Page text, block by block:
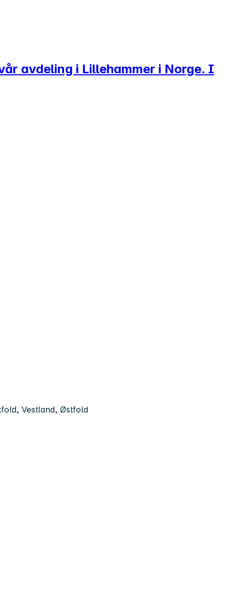
avdeling i Lillehammer i Norge. I
Vestland, Østfold